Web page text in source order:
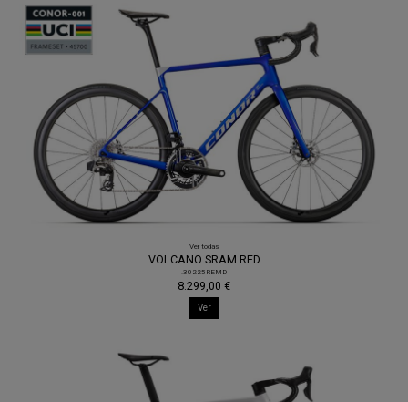
Ver todas
VOLCANO SRAM RED
.30225REMD
8.299,00 €
Ver